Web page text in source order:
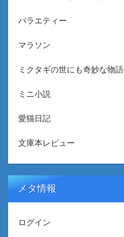
バラエティー
マラソン
ミクタギの世にも奇妙な物語
ミニ小説
愛猫日記
文庫本レビュー
メタ情報
ログイン